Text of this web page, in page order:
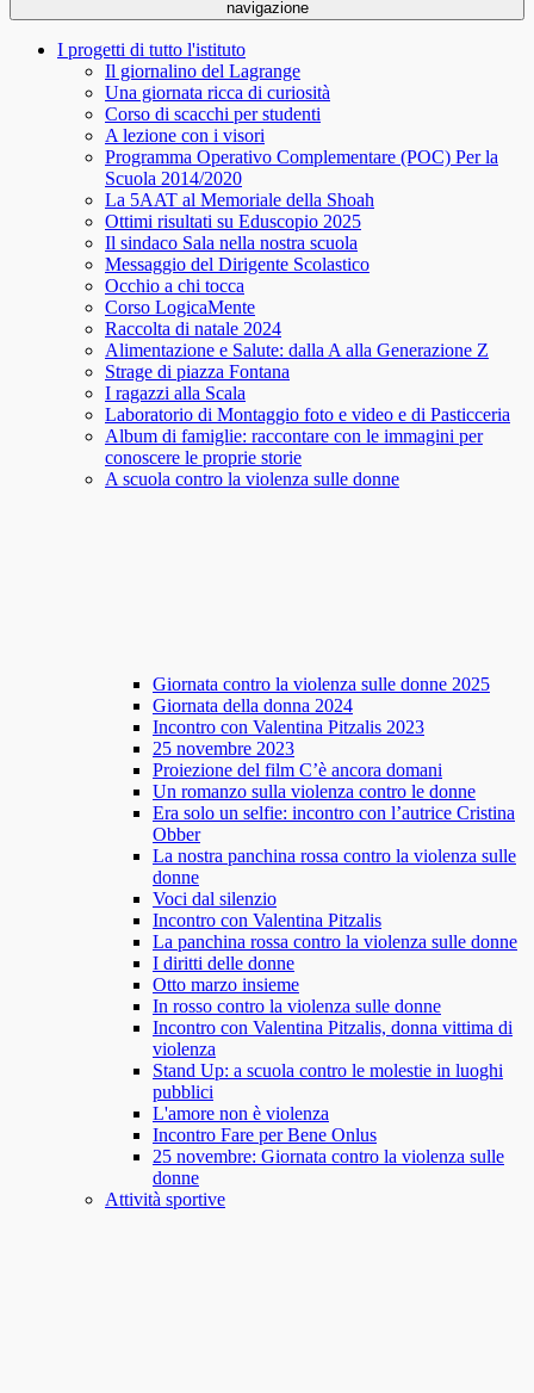
navigazione
I progetti di tutto l'istituto
Il giornalino del Lagrange
Una giornata ricca di curiosità
Corso di scacchi per studenti
A lezione con i visori
Programma Operativo Complementare (POC) Per la
Scuola 2014/2020
La 5AAT al Memoriale della Shoah
Ottimi risultati su Eduscopio 2025
Il sindaco Sala nella nostra scuola
Messaggio del Dirigente Scolastico
Occhio a chi tocca
Corso LogicaMente
Raccolta di natale 2024
Alimentazione e Salute: dalla A alla Generazione Z
Strage di piazza Fontana
I ragazzi alla Scala
Laboratorio di Montaggio foto e video e di Pasticceria
Album di famiglie: raccontare con le immagini per
conoscere le proprie storie
A scuola contro la violenza sulle donne
Giornata contro la violenza sulle donne 2025
Giornata della donna 2024
Incontro con Valentina Pitzalis 2023
25 novembre 2023
Proiezione del film C’è ancora domani
Un romanzo sulla violenza contro le donne
Era solo un selfie: incontro con l’autrice Cristina
Obber
La nostra panchina rossa contro la violenza sulle
donne
Voci dal silenzio
Incontro con Valentina Pitzalis
La panchina rossa contro la violenza sulle donne
I diritti delle donne
Otto marzo insieme
In rosso contro la violenza sulle donne
Incontro con Valentina Pitzalis, donna vittima di
violenza
Stand Up: a scuola contro le molestie in luoghi
pubblici
L'amore non è violenza
Incontro Fare per Bene Onlus
25 novembre: Giornata contro la violenza sulle
donne
Attività sportive